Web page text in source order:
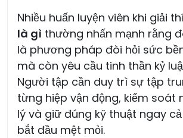
Nhiều huấn luyện viên khi giải
là gì thường nhấn mạnh rằng
là phương pháp đòi hỏi sức
mà còn yêu cầu tinh thần kỷ
Người tập cần duy trì sự tập
từng hiệp vận động, kiểm soát
lý và giữ đúng kỹ thuật ngay
bắt đầu mệt mỏi.